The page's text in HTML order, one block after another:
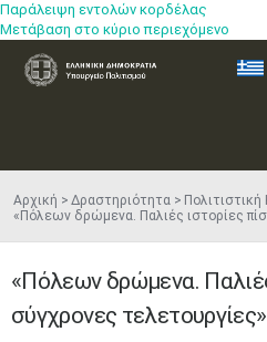
Παράλειψη εντολών κορδέλας
Μετάβαση στο κύριο περιεχόμενο
ελ
Αρχική Δραστηριότητα
«Πόλεων δρώμενα. Παλιές ιστορίες
«Πόλεων δρώμενα.
σύγχρονες τελετουργίες»